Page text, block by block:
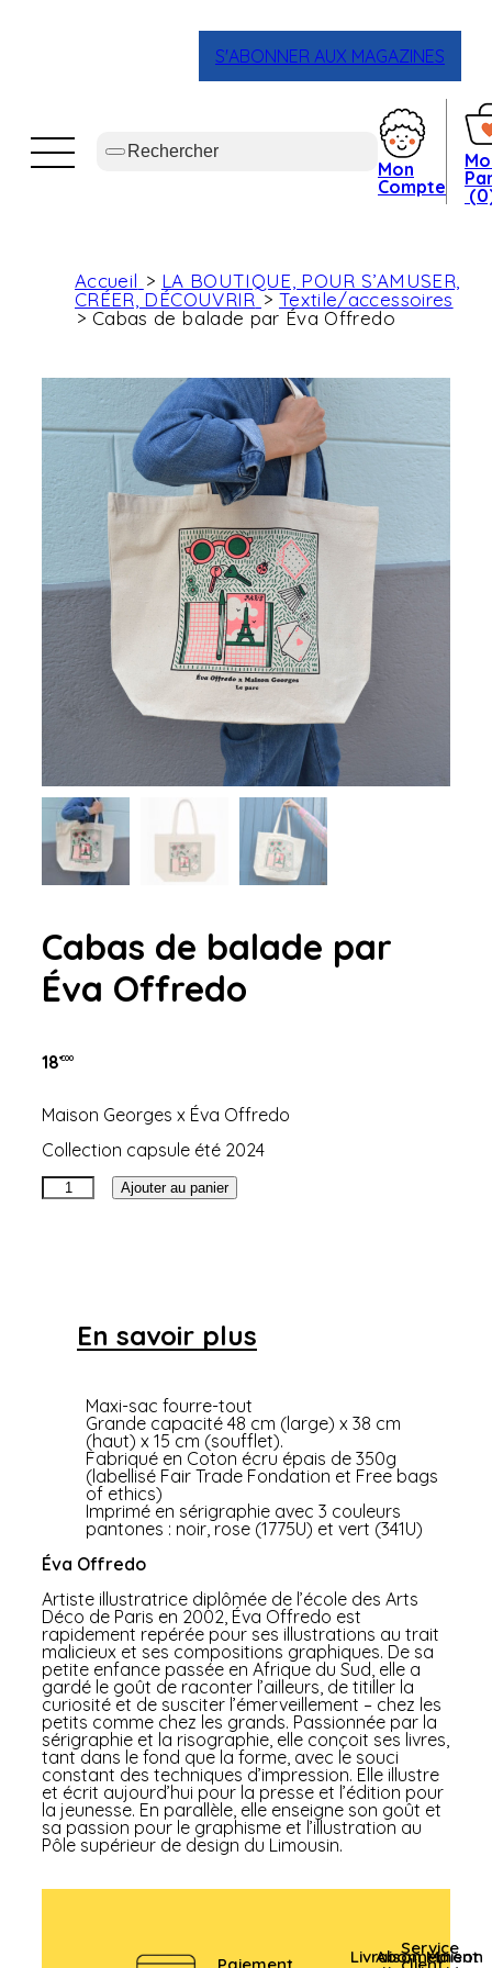
S'ABONNER AUX MAGAZINES
Mon
Compte
Accueil
LA BOUTIQUE, POUR S’AMUSER,
CRÉER, DÉCOUVRIR
Textile/accessoires
Cabas de balade par Éva Offredo
Cabas de balade par
Éva Offredo
18€00
Maison Georges x Éva Offredo
Collection capsule été 2024
quantité
de
Ajouter au panier
En savoir plus
Maxi-sac fourre-tout
Grande capacité 48 cm (large) x 38 cm
(haut) x 15 cm (soufflet).
Fabriqué en Coton écru épais de 350g
(labellisé Fair Trade Fondation et Free bags
of ethics)
Imprimé en sérigraphie avec 3 couleurs
pantones : noir, rose (1775U) et vert (341U)
Éva Offredo
Artiste illustratrice diplômée de l’école des Arts
Déco de Paris en 2002, Éva Offredo est
rapidement repérée pour ses illustrations au trait
malicieux et ses compositions graphiques. De sa
petite enfance passée en Afrique du Sud, elle a
gardé le goût de raconter l’ailleurs, de titiller la
curiosité et de susciter l’émerveillement – chez les
petits comme chez les grands. Passionnée par la
sérigraphie et la risographie, elle conçoit ses livres,
tant dans le fond que la forme, avec le souci
constant des techniques d’impression. Elle illustre
et écrit aujourd’hui pour la presse et l’édition pour
la jeunesse. En parallèle, elle enseigne son goût et
sa passion pour le graphisme et l’illustration au
Pôle supérieur de design du Limousin.
Livraison
Abonnement
Service
Maison